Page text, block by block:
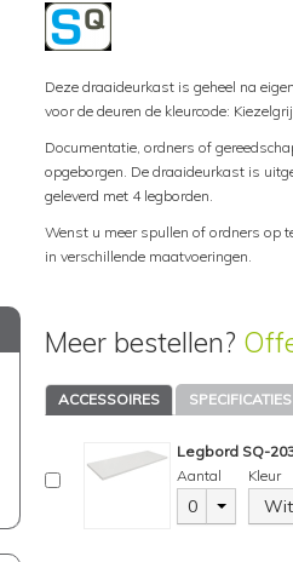
Deze draaideurkast is geheel na
voor de deuren de kleurcode:
Documentatie, ordners of
opgeborgen. De draaideurkast is
geleverd met 4 legborden.
Wenst u meer spullen of ordners op
in verschillende maatvoeringen.
Meer bestellen?
ACCESSOIRES SPECIFICATIES
Legbord SQ-
Aantal
0
Kleur